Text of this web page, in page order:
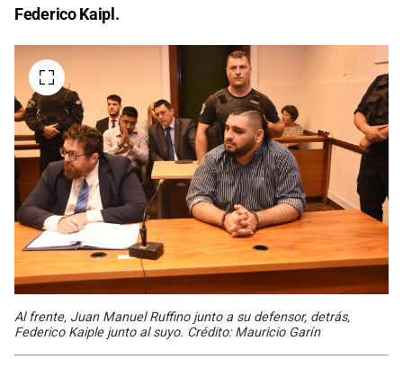
Federico Kaipl.
Al frente, Juan Manuel Ruffino junto a su defensor, detrás,
Federico Kaiple junto al suyo. Crédito: Mauricio Garín